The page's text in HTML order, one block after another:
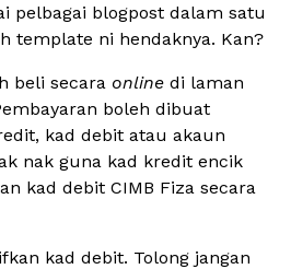
pelbagai blogpost dalam satu
template ni hendaknya. Kan?
beli secara online di laman
boleh dibuat
kad debit atau akaun
nak guna kad kredit encik
kad debit CIMB Fiza secara
kad debit. Tolong jangan